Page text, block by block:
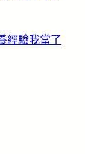
經驗我當了